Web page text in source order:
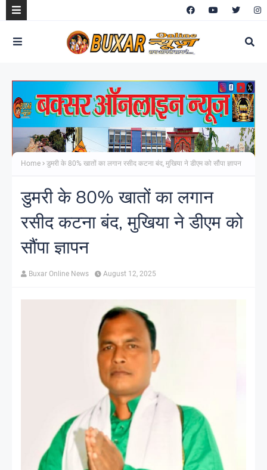
Home डुमरी के 80% खातों का लगान रसीद कटना बंद, मुखिया ने डीएम को सौंपा ज्ञापन
डुमरी के 80% खातों का लगान
रसीद कटना बंद, मुखिया ने डीएम को
सौंपा ज्ञापन
Buxar Online News August 12, 2025